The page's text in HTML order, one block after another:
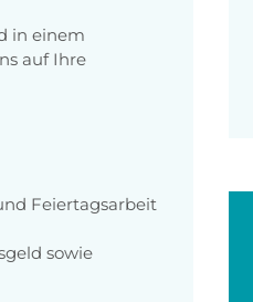
in einem
auf Ihre
Feiertagsarbeit
sowie